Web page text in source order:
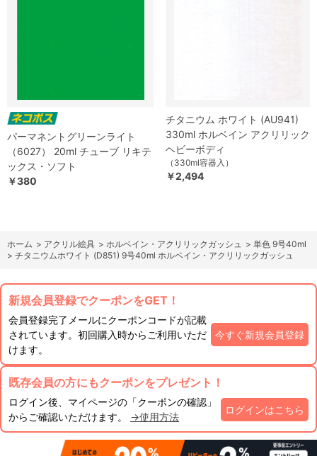
パーマネントグリーンライト
（6027） 20ml チューブ リキテ
ックス・ソフト
￥380
チタニウム ホワイト (AU941)
330ml ホルベイン アクリリック
ヘビーボディ
（330ml容器入）
￥2,494
ホーム > アクリル絵具 > ホルベイン・アクリリックガッシュ > 単色 9号40ml
> チタニウムホワイト (D851) 9号40ml ホルベイン・アクリリックガッシュ
新規会員登録でクーポンをGET！
会員登録完了メールにクーポンコードが記載
されています。初回購入時からご利用いただ
けます。
今すぐ新規会員登録
既存会員の方にもクーポンをプレゼント！
ログイン後、マイページの「クーポンの確認」
からご確認いただけます。 →使用方法
ログインはこちら